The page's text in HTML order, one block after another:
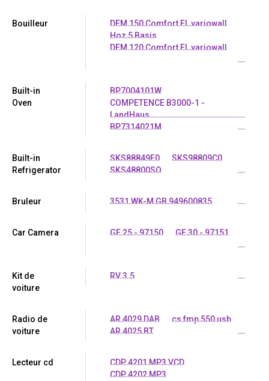
Bouilleur
DEM 150 Comfort EL variowall
Hoz 5 Basis
DEM 120 Comfort EL variowall
...
Built-in
Oven
BP7004101W
COMPETENCE B3000-1 -
LandHaus
BP7314021M
...
Built-in
Refrigerator
SKS88849F0
SKS98809C0
SKS48800SO
...
Bruleur 3531 WK-M GB 949600835 ...
Car Camera GF 25 - 97150
GF 30 - 97151
...
Kit de
voiture
RV 3.5 ...
Radio de
voiture
AR 4029 DAB
cs fmp 550 usb
AR 4025 BT
...
Lecteur cd
CDP 4201 MP3 VCD
CDP 4202 MP3